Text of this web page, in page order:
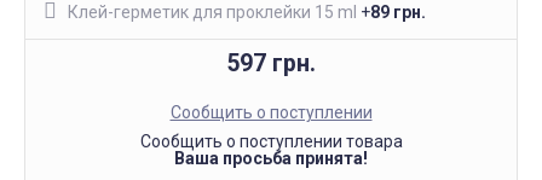
Клей-герметик для проклейки 15 ml +89 грн.
597 грн.
Сообщить о поступлении
Сообщить о поступлении товара
Ваша просьба принята!